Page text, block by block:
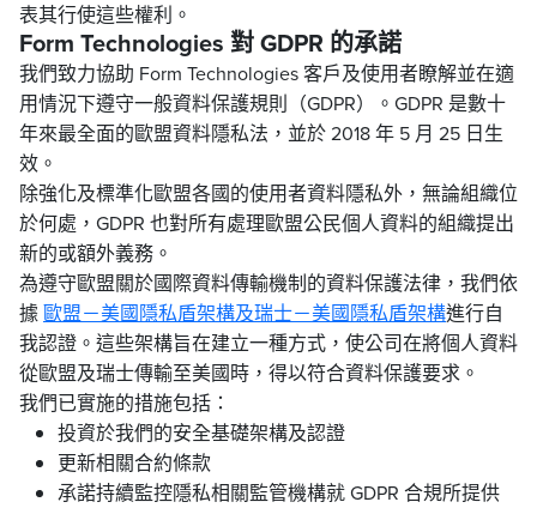
表其行使這些權利。
Form Technologies 對 GDPR 的承諾
我們致力協助 Form Technologies 客戶及使用者瞭解並在適
用情況下遵守一般資料保護規則（GDPR）。GDPR 是數十
年來最全面的歐盟資料隱私法，並於 2018 年 5 月 25 日生
效。
除強化及標準化歐盟各國的使用者資料隱私外，無論組織位
於何處，GDPR 也對所有處理歐盟公民個人資料的組織提出
新的或額外義務。
為遵守歐盟關於國際資料傳輸機制的資料保護法律，我們依
據歐盟－美國隱私盾架構及瑞士－美國隱私盾架構進行自
我認證。這些架構旨在建立一種方式，使公司在將個人資料
從歐盟及瑞士傳輸至美國時，得以符合資料保護要求。
我們已實施的措施包括：
投資於我們的安全基礎架構及認證
更新相關合約條款
承諾持續監控隱私相關監管機構就 GDPR 合規所提供